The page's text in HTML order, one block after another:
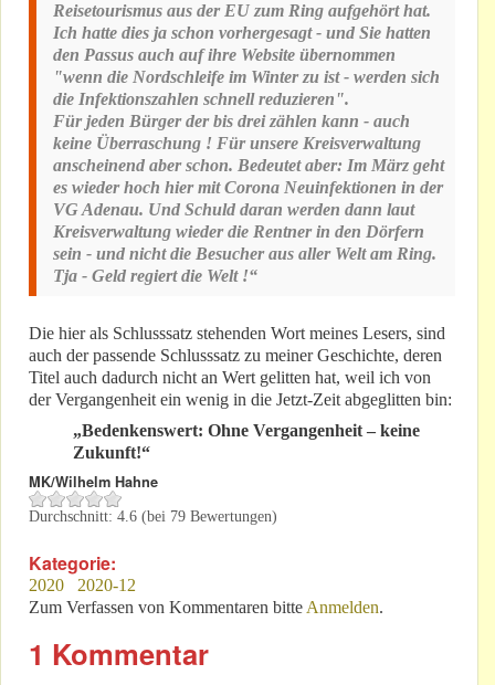
Reisetourismus aus der EU zum Ring aufgehört hat.
Ich hatte dies ja schon vorhergesagt - und Sie hatten
den Passus auch auf ihre Website übernommen
"wenn die Nordschleife im Winter zu ist - werden sich
die Infektionszahlen schnell reduzieren".
Für jeden Bürger der bis drei zählen kann - auch
keine Überraschung ! Für unsere Kreisverwaltung
anscheinend aber schon. Bedeutet aber: Im März geht
es wieder hoch hier mit Corona Neuinfektionen in der
VG Adenau. Und Schuld daran werden dann laut
Kreisverwaltung wieder die Rentner in den Dörfern
sein - und nicht die Besucher aus aller Welt am Ring.
Tja - Geld regiert die Welt !“
Die hier als Schlusssatz stehenden Wort meines Lesers, sind
auch der passende Schlusssatz zu meiner Geschichte, deren
Titel auch dadurch nicht an Wert gelitten hat, weil ich von
der Vergangenheit ein wenig in die Jetzt-Zeit abgeglitten bin:
„Bedenkenswert: Ohne Vergangenheit – keine
Zukunft!“
MK/Wilhelm Hahne
Durchschnitt: 4.6 (bei 79 Bewertungen)
Kategorie:
2020
2020-12
Zum Verfassen von Kommentaren bitte Anmelden.
1 Kommentar